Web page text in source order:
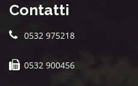
Contatti
0532 975218
0532 900456